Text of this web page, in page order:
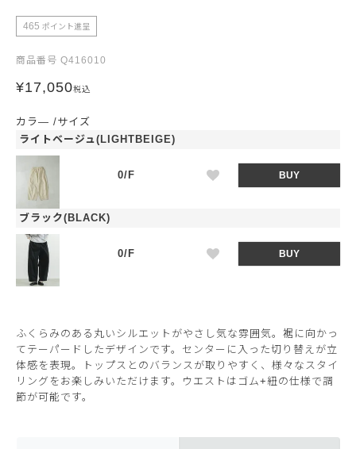
465 ポイント進呈
商品番号 Q416010
¥17,050税込
カラ―
サイズ
ライトベージュ(LIGHTBEIGE)
0/F BUY
ブラック(BLACK)
0/F BUY
ふくらみのある丸いシルエットがやさし気な雰囲気。裾に向かっ
てテーパードしたデザインです。センターに入った切り替えが立
体感を表現。トップスとのバランスが取りやすく、様々なスタイ
リングをお楽しみいただけます。ウエストはゴム+紐の仕様で調
節が可能です。